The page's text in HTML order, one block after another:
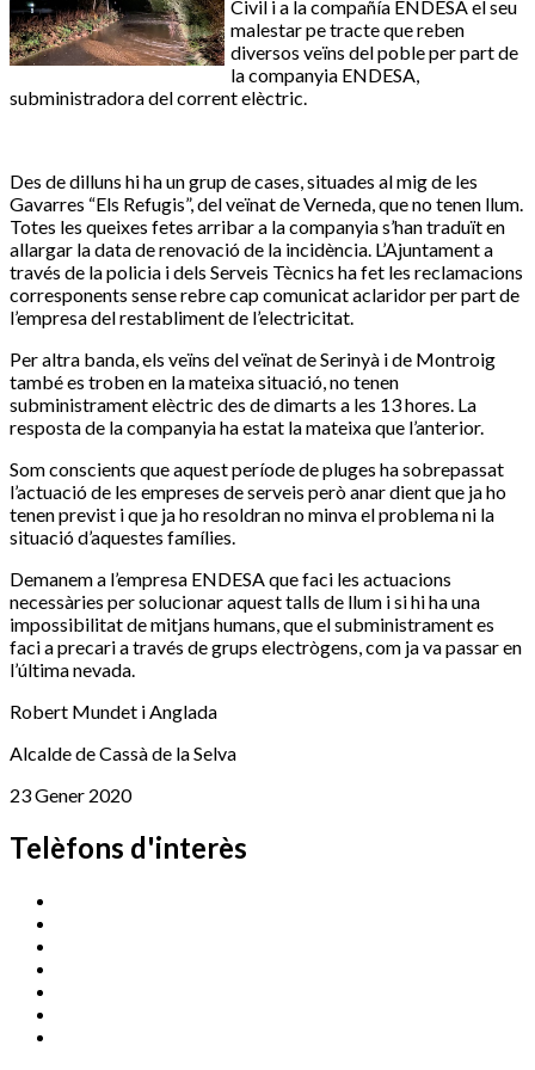
Civil i a la compañía ENDESA el seu
malestar pe tracte que reben
diversos veïns del poble per part de
la companyia ENDESA,
subministradora del corrent elèctric.
Des de dilluns hi ha un grup de cases, situades al mig de les
Gavarres “Els Refugis”, del veïnat de Verneda, que no tenen llum.
Totes les queixes fetes arribar a la companyia s’han traduït en
allargar la data de renovació de la incidència. L’Ajuntament a
través de la policia i dels Serveis Tècnics ha fet les reclamacions
corresponents sense rebre cap comunicat aclaridor per part de
l’empresa del restabliment de l’electricitat.
Per altra banda, els veïns del veïnat de Serinyà i de Montroig
també es troben en la mateixa situació, no tenen
subministrament elèctric des de dimarts a les 13 hores. La
resposta de la companyia ha estat la mateixa que l’anterior.
Som conscients que aquest període de pluges ha sobrepassat
l’actuació de les empreses de serveis però anar dient que ja ho
tenen previst i que ja ho resoldran no minva el problema ni la
situació d’aquestes famílies.
Demanem a l’empresa ENDESA que faci les actuacions
necessàries per solucionar aquest talls de llum i si hi ha una
impossibilitat de mitjans humans, que el subministrament es
faci a precari a través de grups electrògens, com ja va passar en
l’última nevada.
Robert Mundet i Anglada
Alcalde de Cassà de la Selva
23 Gener 2020
Telèfons d'interès